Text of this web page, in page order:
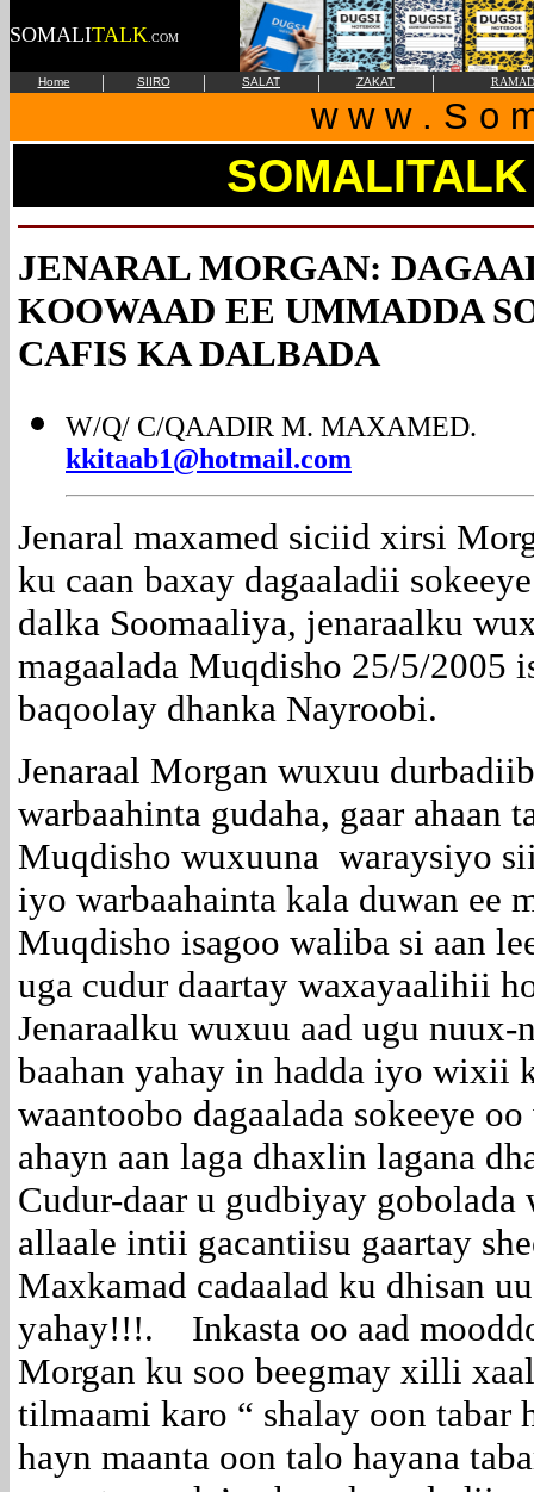
SOMALITALK .COM
Home | SIIRO | SALAT | ZAKAT |
w w w . S o
SOMALITALK
JENARAL MORGAN:
KOOWAAD EE UMMADDA
CAFIS KA DALBADA
W/Q/ C/QAADIR M. MAXAMED.
kkitaab1@hotmail.com
Jenaral maxamed siciid xirsi
ku caan baxay dagaaladii
dalka Soomaaliya, jenaraalku
magaalada Muqdisho 25/5/2005
baqoolay dhanka Nayroobi.
Jenaraal Morgan wuxuu
warbaahinta gudaha, gaar ahaan
Muqdisho wuxuuna waraysiyo
iyo warbaahainta kala duwan ee
Muqdisho isagoo waliba si aan
uga cudur daartay waxayaalihii
Jenaraalku wuxuu aad ugu
baahan yahay in hadda iyo wixii
waantoobo dagaalada sokeeye
ahayn aan laga dhaxlin lagana
Cudur-daar u gudbiyay
allaale intii gacantiisu gaartay
Maxkamad cadaalad ku dhisan
yahay!!!. Inkasta oo aad
Morgan ku soo beegmay xilli
tilmaami karo “ shalay oon tabar
hayn maanta oon talo hayana